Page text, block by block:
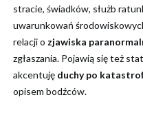
stracie, świadków, służb
uwarunkowań
relacji o zjawiska
zgłaszania. Pojawią się też
akcentuję duchy po
opisem bodźców.